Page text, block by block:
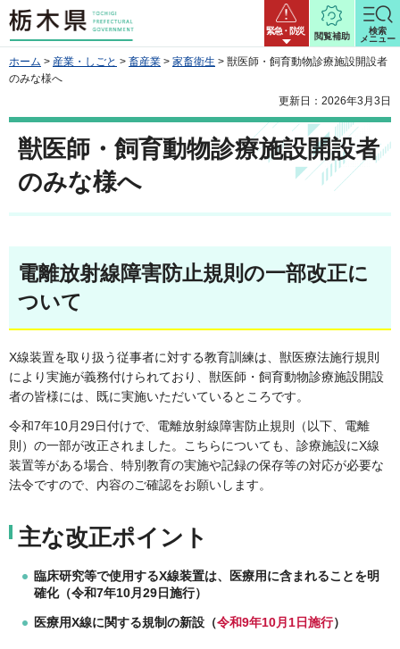
栃木県 緊急・防災
閲覧補助
検索
メニュー
ホーム > 産業・しごと > 畜産業 > 家畜衛生 > 獣医師・飼育動物診療施設開設者
のみな様へ
更新日：2026年3月3日
獣医師・飼育動物診療施設開設者
のみな様へ
電離放射線障害防止規則の一部改正に
ついて
X線装置を取り扱う従事者に対する教育訓練は、獣医療法施行規則
により実施が義務付けられており、獣医師・飼育動物診療施設開設
者の皆様には、既に実施いただいているところです。
令和7年10月29日付けで、電離放射線障害防止規則（以下、電離
則）の一部が改正されました。こちらについても、診療施設にX線
装置等がある場合、特別教育の実施や記録の保存等の対応が必要な
法令ですので、内容のご確認をお願いします。
主な改正ポイント
臨床研究等で使用するX線装置は、医療用に含まれることを明
確化（令和7年10月29日施行）
医療用X線に関する規制の新設（令和9年10月1日施行）